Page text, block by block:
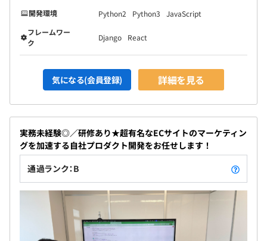
開発環境
Python2 Python3
JavaScript
フレームワー
ク
Django React
気になる(会員登録) 詳細を見る
実務未経験◎／研修あり★超有名なECサイトのマーケティン
グを加速する自社プロダクト開発をお任せします！
通過ランク：B